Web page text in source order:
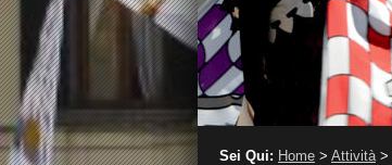
Sei Qui: Home > Attività>